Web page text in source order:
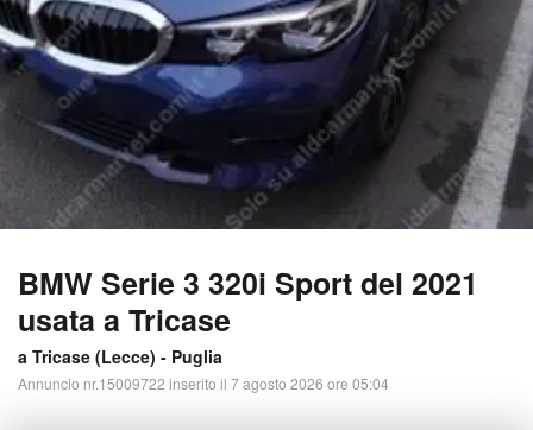
BMW Serie 3 320i Sport del 2021
usata a Tricase
a Tricase (Lecce) - Puglia
Annuncio nr.15009722 inserito il 7 agosto 2026 ore 05:04